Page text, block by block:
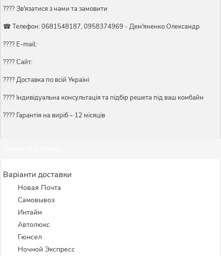
???? Зв'язатися з нами та замовити
☎ Телефон: 0681548187, 0958374969 - Дем'яненко Олександр
???? E-mail:
???? Сайт:
???? Доставка по всій Україні
????️ Індивідуальна консультація та підбір решета під ваш комбайн
???? Гарантія на виріб – 12 місяців
Варіанти доставки
Новая Почта
Самовывоз
Интайм
Автолюкс
Гюнсел
Ночной Экспресс